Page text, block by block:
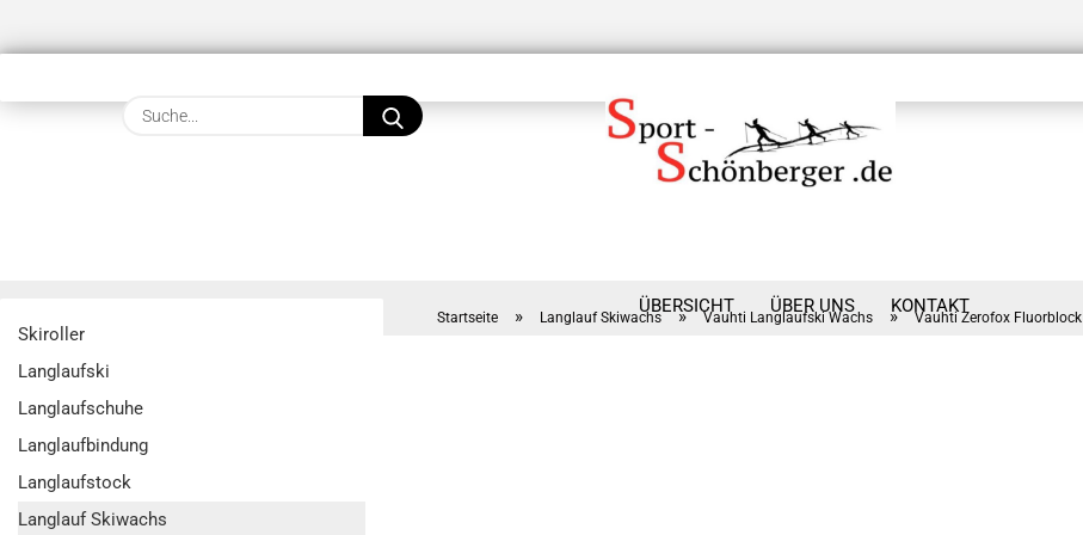
Suche...
ÜBERSICHT ÜBER UNS KONTAKT
Startseite » Langlauf Skiwachs » Vauhti Langlaufski Wachs » Vauhti Zerofox Fluorblock
Skiroller
Langlaufski
Langlaufschuhe
Langlaufbindung
Langlaufstock
Langlauf Skiwachs